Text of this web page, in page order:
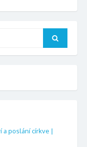
Search
a poslání církve |